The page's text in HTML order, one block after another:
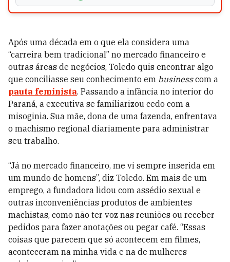
Após uma década em o que ela considera uma
“carreira bem tradicional” no mercado financeiro e
outras áreas de negócios, Toledo quis encontrar algo
que conciliasse seu conhecimento em businesscom a
pauta feminista. Passando a infância no interior do
Paraná, a executiva se familiarizou cedo com a
misoginia. Sua mãe, dona de uma fazenda, enfrentava
o machismo regional diariamente para administrar
seu trabalho.
“Já no mercado financeiro, me vi sempre inserida em
um mundo de homens”, diz Toledo. Em mais de um
emprego, a fundadora lidou com assédio sexual e
outras inconveniências produtos de ambientes
machistas, como não ter voz nas reuniões ou receber
pedidos para fazer anotações ou pegar café. “Essas
coisas que parecem que só acontecem em filmes,
aconteceram na minha vida e na de mulheres